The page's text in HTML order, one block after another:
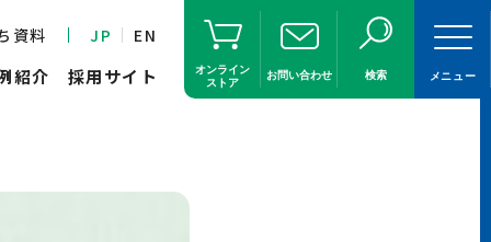
資料 JP EN
紹介 採用サイト
オンライン
ストア
お問い合わせ 検索 メニュー